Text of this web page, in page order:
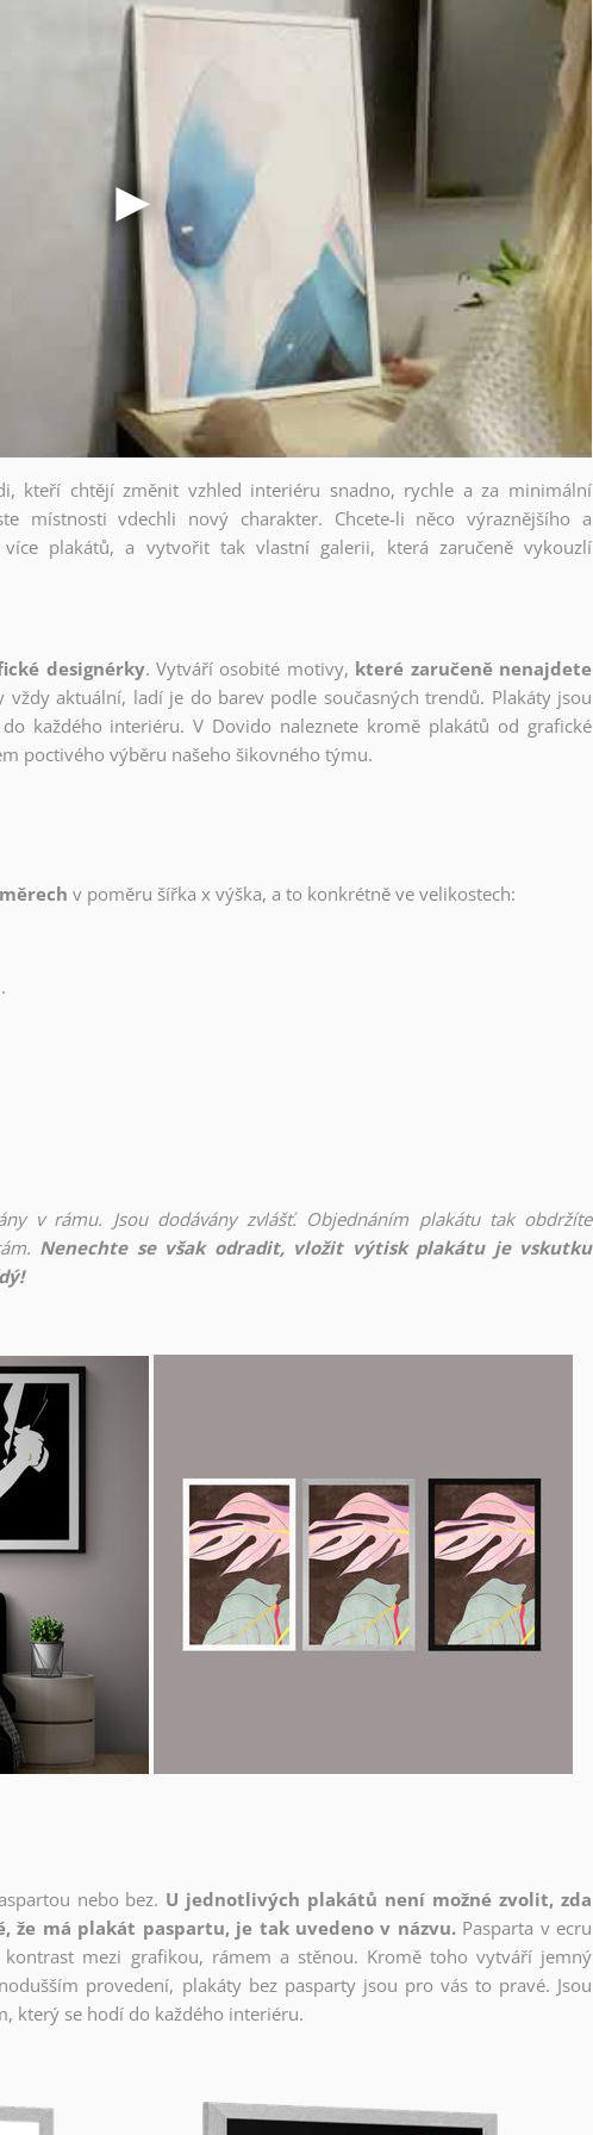
kteří chtějí změnit vzhled interiéru snadno, rychle a za minimální
místnosti vdechli nový charakter. Chcete-li něco výraznějšího a
plakátů, a vytvořit tak vlastní galerii, která zaručeně vykouzlí
designérky. Vytváří osobité motivy, které zaručeně nenajdete
vždy aktuální, ladí je do barev podle současných trendů. Plakáty jsou
každého interiéru. V Dovido naleznete kromě plakátů od grafické
poctivého výběru našeho šikovného týmu.
v poměru šířka x výška, a to konkrétně ve velikostech:
v rámu. Jsou dodávány zvlášť. Objednáním plakátu tak obdržíte
Nenechte se však odradit, vložit výtisk plakátu je vskutku
nebo bez. U jednotlivých plakátů není možné zvolit, zda
že má plakát paspartu, je tak uvedeno v názvu. Pasparta v ecru
mezi grafikou, rámem a stěnou. Kromě toho vytváří jemný
provedení, plakáty bez pasparty jsou pro vás to pravé. Jsou
který se hodí do každého interiéru.